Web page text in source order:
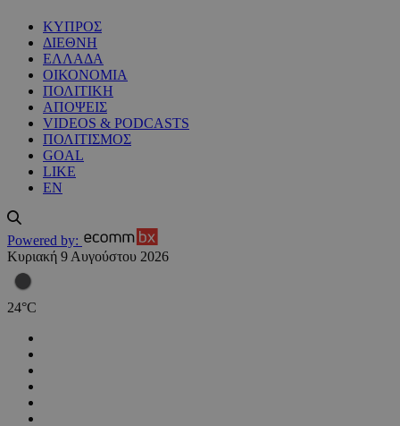
ΚΥΠΡΟΣ
ΔΙΕΘΝΗ
ΕΛΛΑΔΑ
ΟΙΚΟΝΟΜΙΑ
ΠΟΛΙΤΙΚΗ
ΑΠΟΨΕΙΣ
VIDEOS & PODCASTS
ΠΟΛΙΤΙΣΜΟΣ
GOAL
LIKE
EN
Powered by:
Κυριακή 9 Αυγούστου 2026
24°C